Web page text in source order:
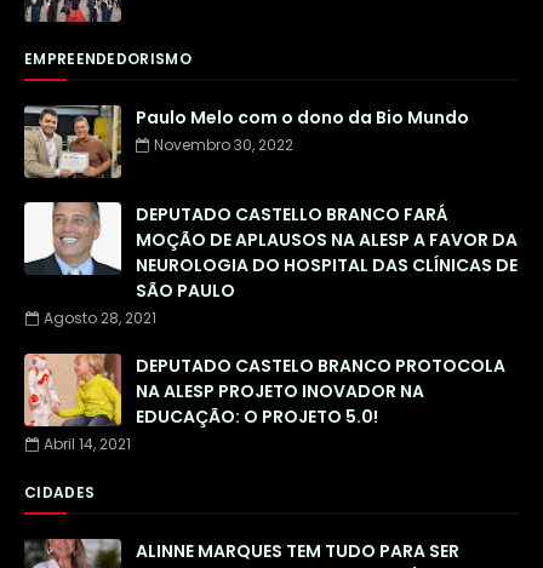
EMPREENDEDORISMO
Paulo Melo com o dono da Bio Mundo
Novembro 30, 2022
DEPUTADO CASTELLO BRANCO FARÁ
MOÇÃO DE APLAUSOS NA ALESP A FAVOR DA
NEUROLOGIA DO HOSPITAL DAS CLÍNICAS DE
SÃO PAULO
Agosto 28, 2021
DEPUTADO CASTELO BRANCO PROTOCOLA
NA ALESP PROJETO INOVADOR NA
EDUCAÇÃO: O PROJETO 5.0!
Abril 14, 2021
CIDADES
ALINNE MARQUES TEM TUDO PARA SER